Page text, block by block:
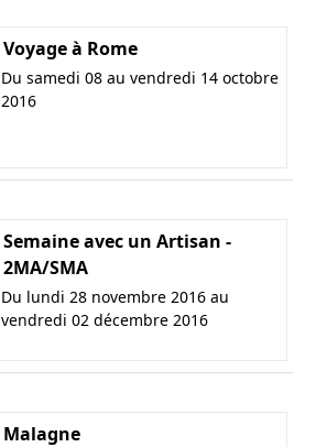
Voyage à Rome
Du samedi 08 au vendredi 14 octobre
2016
Semaine avec un Artisan -
2MA/SMA
Du lundi 28 novembre 2016 au
vendredi 02 décembre 2016
Malagne